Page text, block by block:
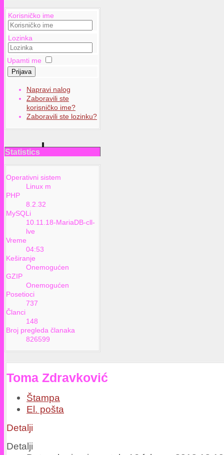
Korisničko ime
Lozinka
Upamti me
Prijava
Napravi nalog
Zaboravili ste
korisničko ime?
Zaboravili ste lozinku?
Statistics
Operativni sistem
Linux m
PHP
8.2.32
MySQLi
10.11.18-MariaDB-cll-
lve
Vreme
04:53
Keširanje
Onemogućen
GZIP
Onemogućen
Posetioci
737
Članci
148
Broj pregleda članaka
826599
Toma Zdravković
Štampa
El. pošta
Detalji
Detalji